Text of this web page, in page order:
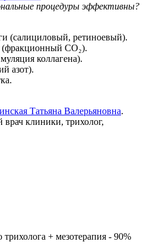
процедуры эффективны?
(салициловый, ретиноевый).
(фракционный СО₂).
коллагена).
азот).
Татьяна Валерьяновна.
врач клиники, трихолог,